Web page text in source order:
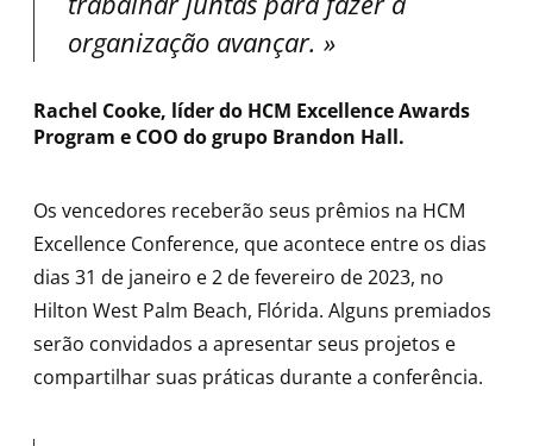
organização avançar.
Rachel Cooke, líder do HCM Excellence Awards
Program e COO do grupo Brandon Hall.
Os vencedores receberão seus prêmios na HCM
Excellence Conference, que acontece entre os dias
dias 31 de janeiro e 2 de fevereiro de 2023, no
Hilton West Palm Beach, Flórida. Alguns premiados
serão convidados a apresentar seus projetos e
compartilhar suas práticas durante a conferência.